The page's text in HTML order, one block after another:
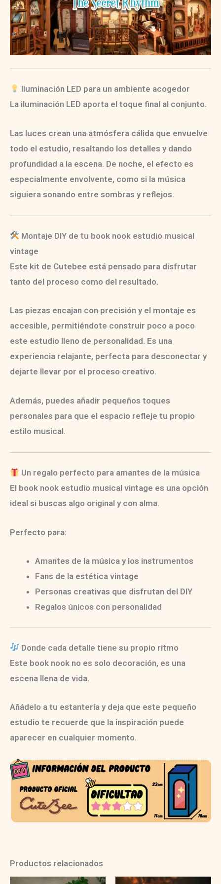
Iluminación LED para un ambiente acogedor
La iluminación LED aporta el toque final al conjunto.
Las luces crean una atmósfera cálida que envuelve
todo el estudio, resaltando los detalles y dando
profundidad a la escena. De noche, el efecto es
especialmente envolvente, como si la música
siguiera sonando entre sombras y reflejos.
Montaje DIY de tu book nook estudio musical
vintage
Este kit de Cutebee está pensado para disfrutar
tanto del proceso como del resultado.
Las piezas encajan con precisión y el montaje es
accesible, permitiéndote construir poco a poco
este estudio lleno de personalidad. Es una
experiencia relajante, perfecta para desconectar y
dejarte llevar por el proceso creativo.
Además, puedes añadir pequeños toques
personales para que el espacio refleje tu propio
estilo musical.
Un regalo perfecto para amantes de la música
El book nook estudio musical vintage es una opción
ideal si buscas algo original y con alma.
Perfecto para:
Amantes de la música y los instrumentos
Fans de la estética vintage
Personas creativas que disfrutan del DIY
Regalos únicos con personalidad
Donde cada detalle tiene su propio ritmo
Este book nook no es solo decoración, es una
escena llena de vida.
Añádelo a tu estantería y deja que este pequeño
estudio te recuerde que la inspiración puede
aparecer en cualquier momento.
Productos relacionados